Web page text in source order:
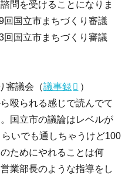
問を受けることになりま
回国立市まちづくり審議
国立市まちづくり審議
審議会（議事録
）
殴られる感じで読んでて
国立市の議論はレベルが
いでも通しちゃうけど100
ためにやれることは何
業部長のような指導をし